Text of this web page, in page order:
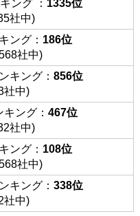
ング ： 1335位
社中)
ング： 186位
社中)
キング：856位
社中)
キング：467位
社中)
ング： 108位
社中)
キング：338位
社中)